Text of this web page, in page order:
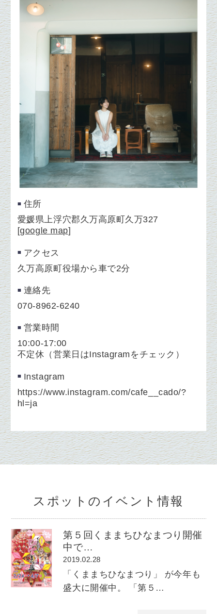
住所
愛媛県上浮穴郡久万高原町久万327
[google map]
アクセス
久万高原町役場から車で2分
連絡先
070-8962-6240
営業時間
10:00-17:00
不定休（営業日はInstagramをチェック）
Instagram
https://www.instagram.com/cafe__cado/?
hl=ja
スポットのイベント情報
第５回くままちひなまつり開催
中で…
2019.02.28
「くままちひなまつり」 が今年も
盛大に開催中。 「第５…